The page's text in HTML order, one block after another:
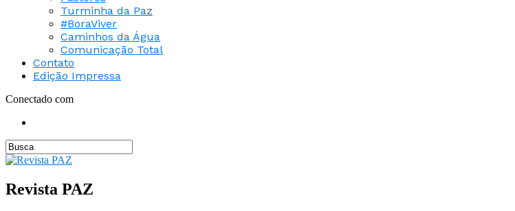
Turminha da Paz
#BoraViver
Caminhos da Água
Comunicação Total
Contato
Edição Impressa
Conectado com
Revista PAZ